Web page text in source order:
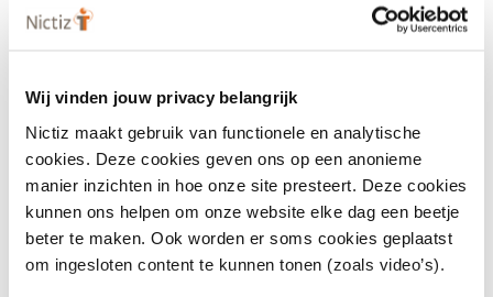
Wij vinden jouw privacy belangrijk
Nictiz maakt gebruik van functionele en analytische
cookies. Deze cookies geven ons op een anonieme
manier inzichten in hoe onze site presteert. Deze cookies
kunnen ons helpen om onze website elke dag een beetje
beter te maken. Ook worden er soms cookies geplaatst
om ingesloten content te kunnen tonen (zoals video’s).
venster)
beschikbaar voor zijn wettelijke
beheertaak voor de iWlz. Die
specificaties worden om niet
aan de markt beschikbaar
gesteld.